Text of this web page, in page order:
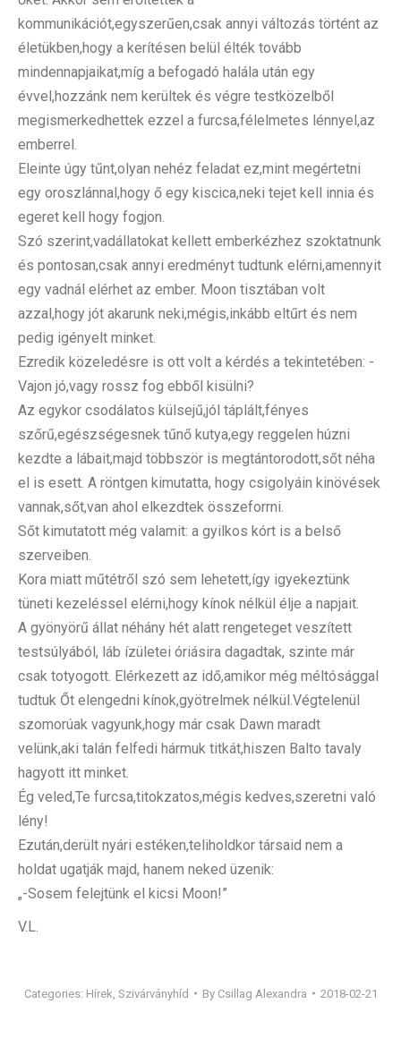
kommunikációt,egyszerűen,csak annyi változás történt az
életükben,hogy a kerítésen belül élték tovább
mindennapjaikat,míg a befogadó halála után egy
évvel,hozzánk nem kerültek és végre testközelből
megismerkedhettek ezzel a furcsa,félelmetes lénnyel,az
emberrel.
Eleinte úgy tűnt,olyan nehéz feladat ez,mint megértetni
egy oroszlánnal,hogy ő egy kiscica,neki tejet kell innia és
egeret kell hogy fogjon.
Szó szerint,vadállatokat kellett emberkézhez szoktatnunk
és pontosan,csak annyi eredményt tudtunk elérni,amennyit
egy vadnál elérhet az ember. Moon tisztában volt
azzal,hogy jót akarunk neki,mégis,inkább eltűrt és nem
pedig igényelt minket.
Ezredik közeledésre is ott volt a kérdés a tekintetében: -
Vajon jó,vagy rossz fog ebből kisülni?
Az egykor csodálatos külsejű,jól táplált,fényes
szőrű,egészségesnek tűnő kutya,egy reggelen húzni
kezdte a lábait,majd többször is megtántorodott,sőt néha
el is esett. A röntgen kimutatta, hogy csigolyáin kinövések
vannak,sőt,van ahol elkezdtek összeforrni.
Sőt kimutatott még valamit: a gyilkos kórt is a belső
szerveiben.
Kora miatt műtétről szó sem lehetett,így igyekeztünk
tüneti kezeléssel elérni,hogy kínok nélkül élje a napjait.
A gyönyörű állat néhány hét alatt rengeteget veszített
testsúlyából, láb ízületei óriásira dagadtak, szinte már
csak totyogott. Elérkezett az idő,amikor még méltósággal
tudtuk Őt elengedni kínok,gyötrelmek nélkül.Végtelenül
szomorúak vagyunk,hogy már csak Dawn maradt
velünk,aki talán felfedi hármuk titkát,hiszen Balto tavaly
hagyott itt minket.
Ég veled,Te furcsa,titokzatos,mégis kedves,szeretni való
lény!
Ezután,derült nyári estéken,teliholdkor társaid nem a
holdat ugatják majd, hanem neked üzenik:
„-Sosem felejtünk el kicsi Moon!”
V.L.
Categories: Hírek Szivárványhíd By Csillag Alexandra 2018-02-21